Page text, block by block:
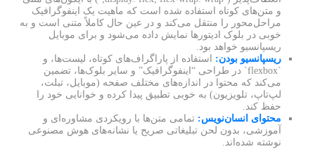
و متن‌های کوتاه استفاده شده است که ماهیت یک اینفوگرافیک
مراحل‌محور را منتقل می‌کند و در عین حال کاملاً متنی است و به
خوبی در بلوک ادیتورها نمایش داده می‌شود و برای موبایل
ریسپانسیو خواهد بود.
ریسپانسیو بودن: استفاده از پاراگراف‌های کوتاه، لیست‌ها، و
`flexbox` در طراحی “اینفوگرافیک” و سایر بلوک‌ها، تضمین
می‌کند که محتوا در اندازه‌های مختلف صفحه (موبایل، تبلت،
لپ‌تاپ، تلویزیون) به خوبی تطبیق پیدا کرده و خوانایی خود را
حفظ کند.
محتوای انسان‌نویس: تمامی متن‌ها با رویکردی مشاوره‌ای و
آموزشی، بدون لحن تبلیغاتی صریح یا نشانه‌های هوش مصنوعی
نوشته شده‌اند.